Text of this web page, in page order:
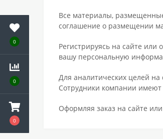
0
0
0
Все материалы,
соглашение о размещении
Регистрируясь на сайте
вашу персональную
Для аналитических целей
Сотрудники компании
Оформляя заказ на сайте